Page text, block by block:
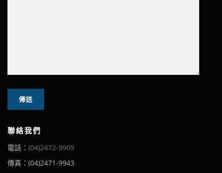
聯絡我們
電話： (04)2472-9909
傳真：(04)2471-9943